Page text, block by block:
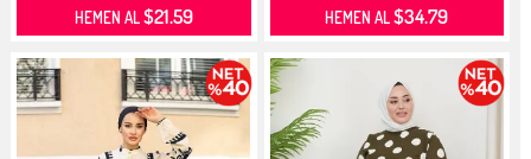
HEMEN AL$21.59 HEMEN AL$34.79